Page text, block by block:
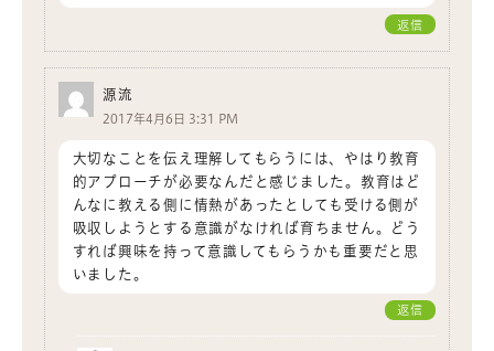
返信
源流
2017年4月6日 3:31 PM
大切なことを伝え理解してもらうには、やはり教育
的アプローチが必要なんだと感じました。教育はど
んなに教える側に情熱があったとしても受ける側が
吸収しようとする意識がなければ育ちません。どう
すれば興味を持って意識してもらうかも重要だと思
いました。
返信